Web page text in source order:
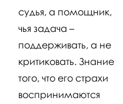
судья, а помощник,
чья задача –
поддерживать, а не
критиковать. Знание
того, что его страхи
воспринимаются